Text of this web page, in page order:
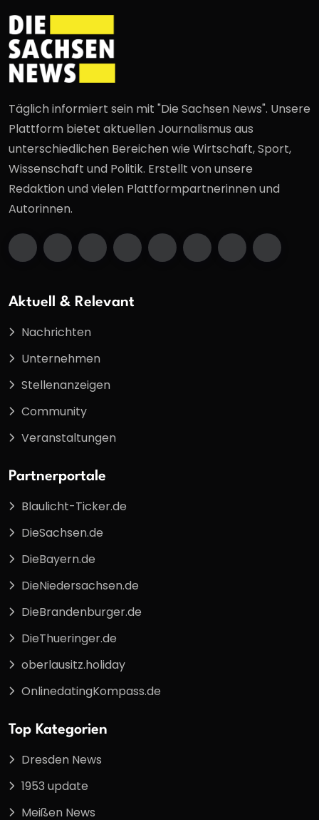
Täglich informiert sein mit "Die Sachsen News". Unsere
Plattform bietet aktuellen Journalismus aus
unterschiedlichen Bereichen wie Wirtschaft, Sport,
Wissenschaft und Politik. Erstellt von unsere
Redaktion und vielen Plattformpartnerinnen und
Autorinnen.
Aktuell & Relevant
Nachrichten
Unternehmen
Stellenanzeigen
Community
Veranstaltungen
Partnerportale
Blaulicht-Ticker.de
DieSachsen.de
DieBayern.de
DieNiedersachsen.de
DieBrandenburger.de
DieThueringer.de
oberlausitz.holiday
OnlinedatingKompass.de
Top Kategorien
Dresden News
1953 update
Meißen News